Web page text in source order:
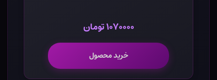
۱۰۷۰۰۰۰ تومان
خرید محصول